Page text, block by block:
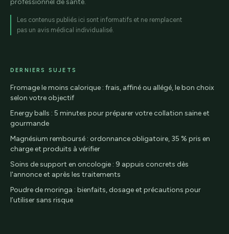
Les contenus publiés ici sont informatifs et ne remplacent
pas un avis médical individualisé.
DERNIERS SUJETS
Fromage le moins calorique : frais, affiné ou allégé, le bon choix
selon votre objectif
Energy balls : 5 minutes pour préparer votre collation saine et
gourmande
Magnésium remboursé : ordonnance obligatoire, 35 % pris en
charge et produits à vérifier
Soins de support en oncologie : 9 appuis concrets dès
l'annonce et après les traitements
Poudre de moringa : bienfaits, dosage et précautions pour
l’utiliser sans risque